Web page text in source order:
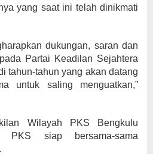
yang saat ini telah dinikmati
dukungan, saran dan
Partai Keadilan Sejahtera
tahun-tahun yang akan datang
untuk saling menguatkan,”
Wilayah PKS Bengkulu
PKS siap bersama-sama